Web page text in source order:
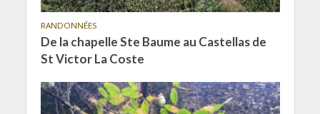
RANDONNÉES
De la chapelle Ste Baume au Castellas de
St Victor La Coste